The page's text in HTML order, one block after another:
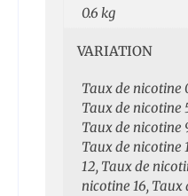
0.6 kg
VARIATION
Taux de nicotine
Taux de nicotine
Taux de nicotine
Taux de nicotine
12, Taux de
nicotine 16, Taux